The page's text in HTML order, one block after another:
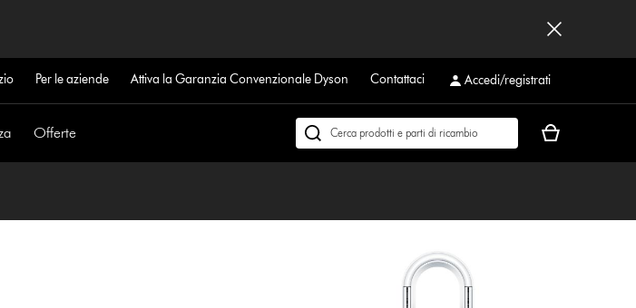
Per le aziende Attiva la Garanzia Convenzionale Dyson Contattaci Accedi/registrati
Offerte
Cerca
Il